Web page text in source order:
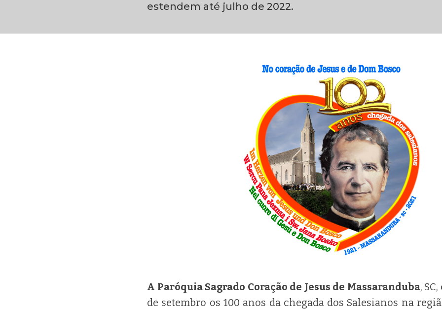
estendem até julho de 2022.
A Paróquia Sagrado Coração de Jesus de Massaranduba,
de setembro os 100 anos da chegada dos Salesianos na